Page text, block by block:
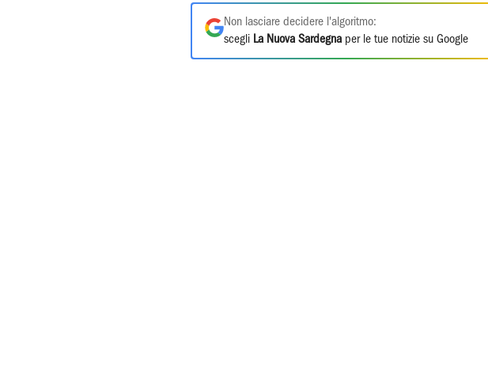
Non lasciare decidere l'algoritmo:
scegli La Nuova Sardegna per le tue notizie su Google